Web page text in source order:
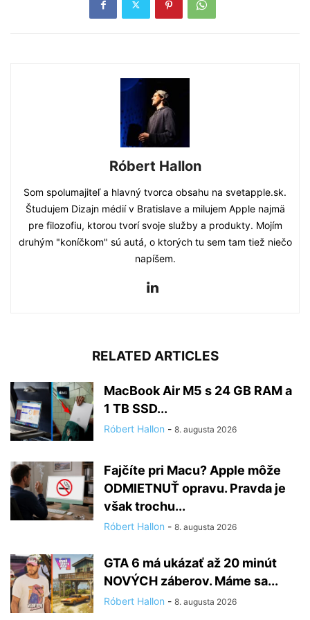
Róbert Hallon
Som spolumajiteľ a hlavný tvorca obsahu na svetapple.sk.
Študujem Dizajn médií v Bratislave a milujem Apple najmä
pre filozofiu, ktorou tvorí svoje služby a produkty. Mojím
druhým "koníčkom" sú autá, o ktorých tu sem tam tiež niečo
napíšem.
RELATED ARTICLES
MacBook Air M5 s 24 GB RAM a
1 TB SSD...
Róbert Hallon - 8. augusta 2026
Fajčíte pri Macu? Apple môže
ODMIETNUŤ opravu. Pravda je
však trochu...
Róbert Hallon - 8. augusta 2026
GTA 6 má ukázať až 20 minút
NOVÝCH záberov. Máme sa...
Róbert Hallon - 8. augusta 2026